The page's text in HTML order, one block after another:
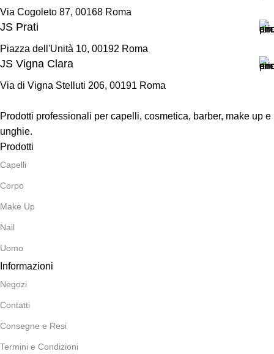
Via Cogoleto 87, 00168 Roma
JS Prati
Piazza dell'Unità 10, 00192 Roma
JS Vigna Clara
Via di Vigna Stelluti 206, 00191 Roma
Prodotti professionali per capelli, cosmetica, barber, make up e
unghie.
Prodotti
Capelli
Corpo
Make Up
Nail
Uomo
Informazioni
Negozi
Contatti
Consegne e Resi
Termini e Condizioni